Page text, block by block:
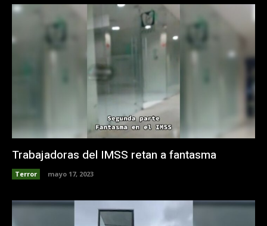
Trabajadoras del IMSS retan a fantasma
Terror mayo 17, 2023